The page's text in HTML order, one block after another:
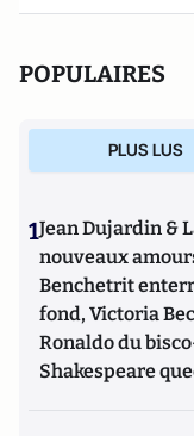
POPULAIRES
PLUS LUS
1Jean Dujardin &
nouveaux
Benchetrit
fond, Victoria
Ronaldo du
Shakespeare